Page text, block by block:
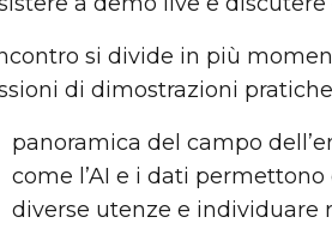
si divide in più
di dimostrazioni
panoramica del campo
come l’AI e i dati
diverse utenze e individuare